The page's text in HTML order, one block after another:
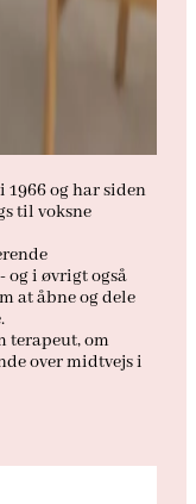
1966 og har siden
til voksne
og i øvrigt også
at åbne og dele
terapeut, om
over midtvejs i